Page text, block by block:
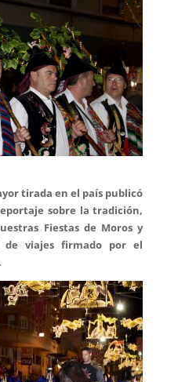
tirada en el país publicó
sobre la tradición,
Fiestas de Moros y
de viajes firmado por el